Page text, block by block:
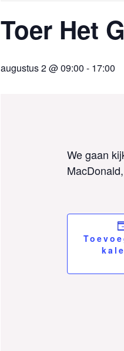
Toer Het
augustus 2 @ 09:00 - 17:00
We gaan